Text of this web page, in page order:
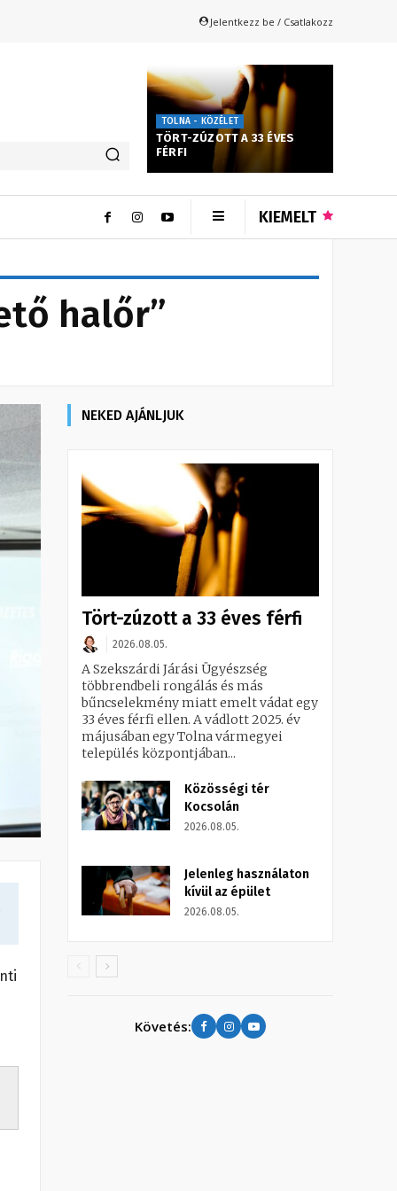
Jelentkezz be / Csatlakozz
TOLNA - KÖZÉLET
TÖRT-ZÚZOTT A 33 ÉVES
FÉRFI
KIEMELT
halőr”
NEKED AJÁNLJUK
Tört-zúzott a 33 éves férfi
2026.08.05.
A Szekszárdi Járási Ügyészség
többrendbeli rongálás és más
bűncselekmény miatt emelt vádat egy
33 éves férfi ellen. A vádlott 2025. év
májusában egy Tolna vármegyei
település központjában...
Közösségi tér
Kocsolán
2026.08.05.
Jelenleg használaton
kívül az épület
2026.08.05.
Követés: